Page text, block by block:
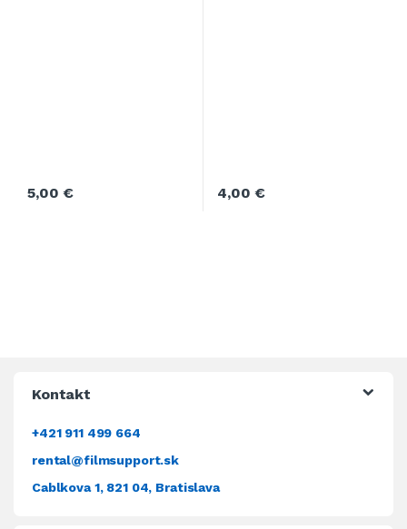
5,00€ 4,00€
Kontakt
+421 911 499 664
rental@filmsupport.sk
Cablkova 1, 821 04, Bratislava